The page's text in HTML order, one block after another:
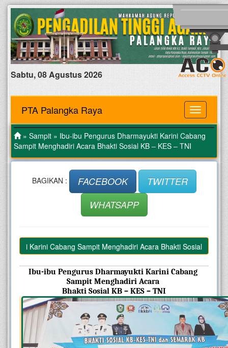
Sabtu, 08 Agustus 2026
MENU
PTA Palangka Raya
» Sampit » Ibu-ibu Pengurus Dharmayukti Karini Cabang
Sampit Menghadiri Acara Bhakti Sosial KB – KES – TNI
BAGIKAN : FACEBOOK
TWITTER
WHATSAPP
Karini Cabang Sampit Menghadiri Acara Bhakti Sosial KB – KES
Ibu-ibu Pengurus Dharmayukti Karini Cabang
Sampit Menghadiri Acara
Bhakti Sosial KB – KES – TNI